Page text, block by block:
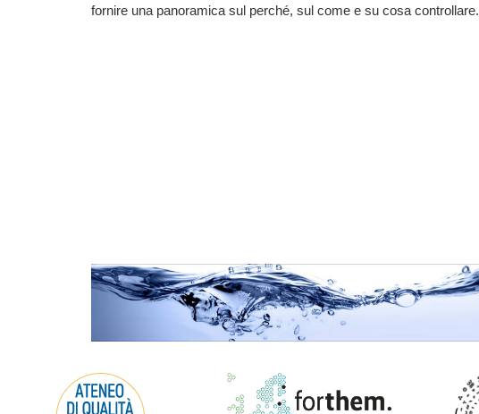
fornire una panoramica sul perché, sul come e su cosa controllare.